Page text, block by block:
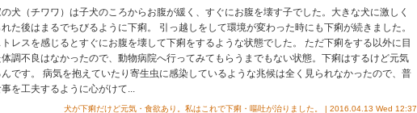
犬（チワワ）は子犬のころからお腹が緩く、すぐにお腹を壊す子でした。大きな犬に激しく
た後はまるでちびるように下痢。 引っ越しをして環境が変わった時にも下痢が続きました。
レスを感じるとすぐにお腹を壊して下痢をするような状態でした。 ただ下痢をする以外に目
調不良はなかったので、動物病院へ行ってみてもらうまでもない状態。下痢はするけど元気
です。 病気を抱えていたり寄生虫に感染しているような兆候は全く見られなかったので、普
を工夫するように心がけて...
犬が下痢だけど元気・食欲あり。私はこれで下痢・嘔吐が治りました。 | 2016.04.13 Wed 12:37